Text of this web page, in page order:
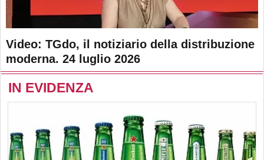
Video: TGdo, il notiziario della distribuzione
moderna. 24 luglio 2026
IN EVIDENZA